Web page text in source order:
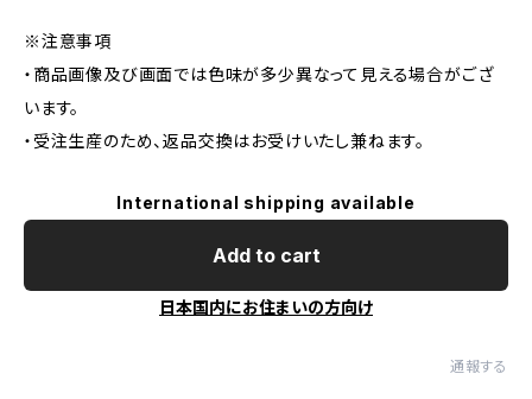
※注意事項
・商品画像及び画面では色味が多少異なって見える場合がござ
います。
・受注生産のため、返品交換はお受けいたし兼ねます。
International shipping available
Add to cart
日本国内にお住まいの方向け
通報する